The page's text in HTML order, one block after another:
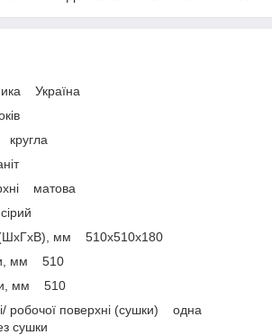
Україна
матова
(ШхГхВ), мм 510x510x180
мм 510
мм 510
робочої поверхні (сушки) одна
сушки